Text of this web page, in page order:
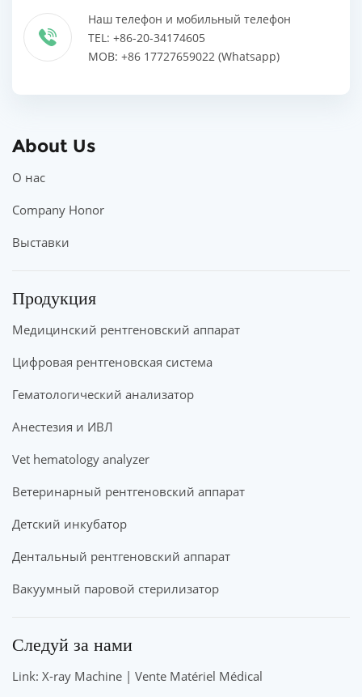
Наш телефон и мобильный телефон
TEL: +86-20-34174605
MOB: +86 17727659022 (Whatsapp)
About Us
О нас
Company Honor
Выставки
Продукция
Медицинский рентгеновский аппарат
Цифровая рентгеновская система
Гематологический анализатор
Анестезия и ИВЛ
Vet hematology analyzer
Ветеринарный рентгеновский аппарат
Детский инкубатор
Дентальный рентгеновский аппарат
Вакуумный паровой стерилизатор
Следуй за нами
Link: X-ray Machine | Vente Matériel Médical